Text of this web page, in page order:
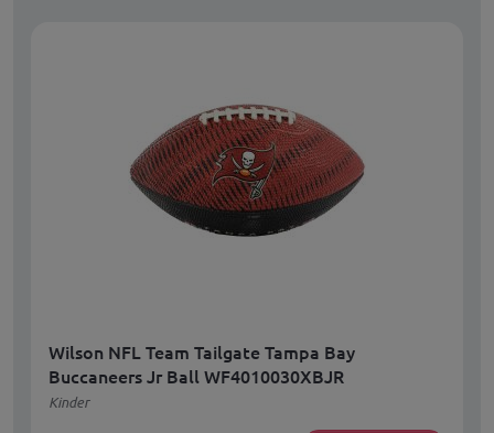
Wilson NFL Team Tailgate Tampa Bay
Buccaneers Jr Ball WF4010030XBJR
Kinder